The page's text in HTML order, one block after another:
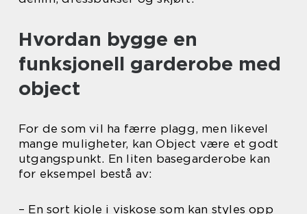
Hvordan bygge en
funksjonell garderobe med
object
For de som vil ha færre plagg, men likevel
mange muligheter, kan Object være et godt
utgangspunkt. En liten basegarderobe kan
for eksempel bestå av:
– En sort kjole i viskose som kan styles opp